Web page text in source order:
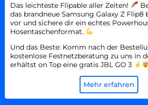
Das leichteste Flipable aller Zeiten!
das brandneue Samsung Galaxy Z Flip8
vor und sichere dir ein echtes
Hosentaschenformat.
Und das Beste: Komm nach der
kostenlose Festnetzberatung zu uns in
erhältst on Top eine gratis JBL GO 3
Mehr erfahren